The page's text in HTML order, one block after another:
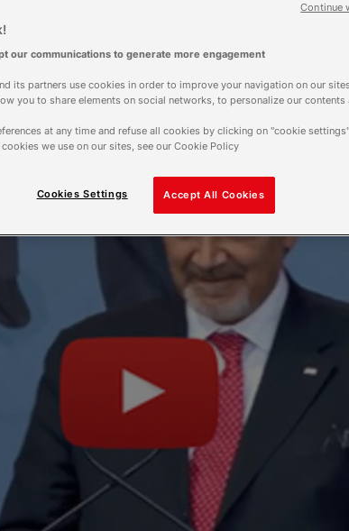
sur le
our communications to generate more engagement
its partners use cookies in order to improve your navigation on our
you to share elements on social networks, to personalize our contents
at any time and refuse all cookies by clicking on "cookie
we use on our sites, see our Cookie Policy
Accept All Cookies
Cookies Settings
Continue